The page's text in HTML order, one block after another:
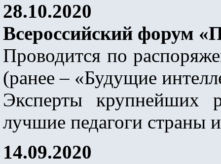
28.10.2020
Всероссийский форум
Проводится по
(ранее – «Будущие
Эксперты крупнейших
лучшие педагоги страны
14.09.2020